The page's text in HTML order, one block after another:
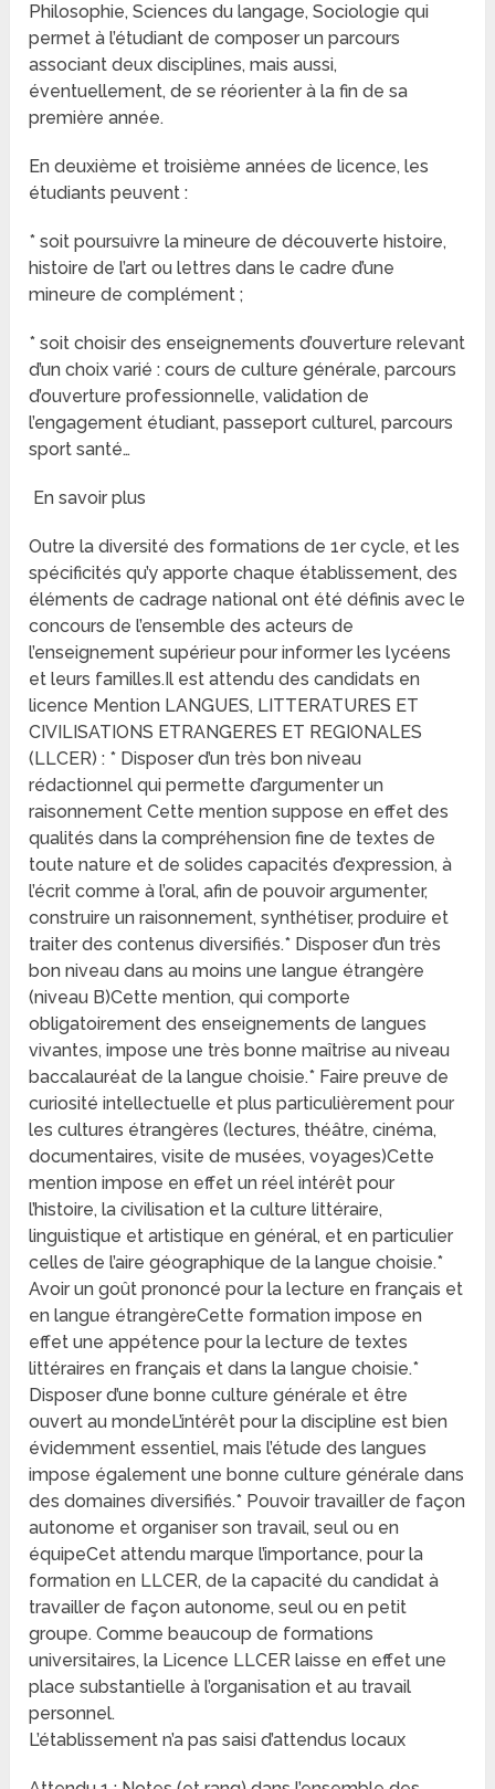
Philosophie, Sciences du langage, Sociologie qui
permet à l’étudiant de composer un parcours
associant deux disciplines, mais aussi,
éventuellement, de se réorienter à la fin de sa
première année.
En deuxième et troisième années de licence, les
étudiants peuvent :
* soit poursuivre la mineure de découverte histoire,
histoire de l’art ou lettres dans le cadre d’une
mineure de complément ;
* soit choisir des enseignements d’ouverture relevant
d’un choix varié : cours de culture générale, parcours
d’ouverture professionnelle, validation de
l’engagement étudiant, passeport culturel, parcours
sport santé…
En savoir plus
Outre la diversité des formations de 1er cycle, et les
spécificités qu’y apporte chaque établissement, des
éléments de cadrage national ont été définis avec le
concours de l’ensemble des acteurs de
l’enseignement supérieur pour informer les lycéens
et leurs familles.Il est attendu des candidats en
licence Mention LANGUES, LITTERATURES ET
CIVILISATIONS ETRANGERES ET REGIONALES
(LLCER) : * Disposer d’un très bon niveau
rédactionnel qui permette d’argumenter un
raisonnement Cette mention suppose en effet des
qualités dans la compréhension fine de textes de
toute nature et de solides capacités d’expression, à
l’écrit comme à l’oral, afin de pouvoir argumenter,
construire un raisonnement, synthétiser, produire et
traiter des contenus diversifiés.* Disposer d’un très
bon niveau dans au moins une langue étrangère
(niveau B)Cette mention, qui comporte
obligatoirement des enseignements de langues
vivantes, impose une très bonne maîtrise au niveau
baccalauréat de la langue choisie.* Faire preuve de
curiosité intellectuelle et plus particulièrement pour
les cultures étrangères (lectures, théâtre, cinéma,
documentaires, visite de musées, voyages)Cette
mention impose en effet un réel intérêt pour
l’histoire, la civilisation et la culture littéraire,
linguistique et artistique en général, et en particulier
celles de l’aire géographique de la langue choisie.*
Avoir un goût prononcé pour la lecture en français et
en langue étrangèreCette formation impose en
effet une appétence pour la lecture de textes
littéraires en français et dans la langue choisie.*
Disposer d’une bonne culture générale et être
ouvert au mondeL’intérêt pour la discipline est bien
évidemment essentiel, mais l’étude des langues
impose également une bonne culture générale dans
des domaines diversifiés.* Pouvoir travailler de façon
autonome et organiser son travail, seul ou en
équipeCet attendu marque l’importance, pour la
formation en LLCER, de la capacité du candidat à
travailler de façon autonome, seul ou en petit
groupe. Comme beaucoup de formations
universitaires, la Licence LLCER laisse en effet une
place substantielle à l’organisation et au travail
personnel.
L’établissement n’a pas saisi d’attendus locaux